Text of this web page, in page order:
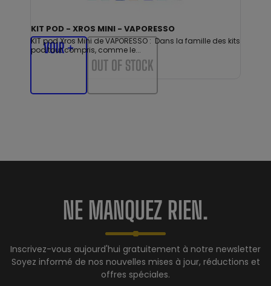
KIT POD - XROS MINI - VAPORESSO
KIT pod Xros Mini de VAPORESSO : Dans la famille des kits
pod tout compris, comme le...
VOIR +
OUT OF STOCK
NE MANQUEZ RIEN.
Inscrivez-vous aujourd'hui gratuitement à notre newsletter
Soyez informé de nos nouvelles mises à jour, réductions et
offres spéciales.